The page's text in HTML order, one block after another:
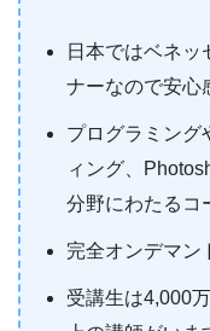
日本ではベネッ
ナーなので安心
プログラミング
ィング、
分野にわたるコ
完全オンデマン
受講生は4,000